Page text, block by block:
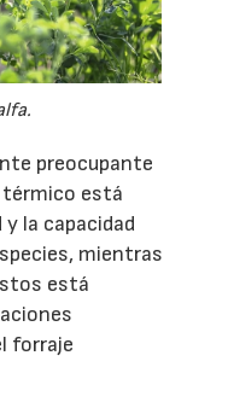
preocupante
térmico está
la capacidad
mientras
está
forraje